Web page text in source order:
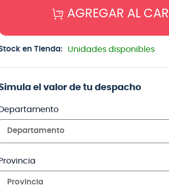
AGREGAR AL
en Tienda: Unidades disponibles
el valor de tu despacho
Departamento
Departamento
Provincia
Provincia